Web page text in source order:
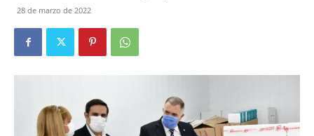
28 de marzo de 2022